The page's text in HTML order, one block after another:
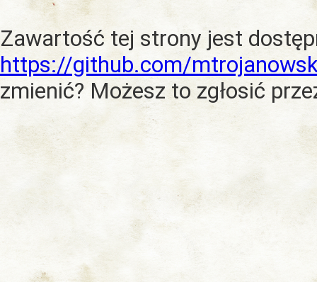
Zawartość tej strony jest
https://github.com/
zmienić? Możesz to zgłosić